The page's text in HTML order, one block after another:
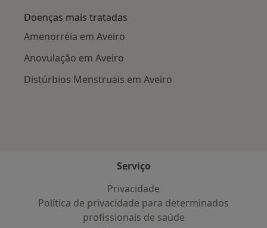
Doenças mais tratadas
Amenorréia em Aveiro
Anovulação em Aveiro
Distúrbios Menstruais em Aveiro
Serviço
Privacidade
Política de privacidade para determinados
profissionais de saúde